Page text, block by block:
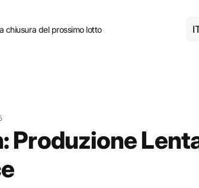
chiusura del prossimo lotto
Produzione